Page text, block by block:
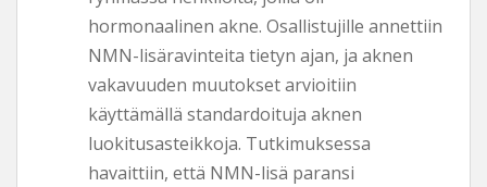
hormonaalinen akne. Osallistujille annettiin
NMN-lisäravinteita tietyn ajan, ja aknen
vakavuuden muutokset arvioitiin
käyttämällä standardoituja aknen
luokitusasteikkoja. Tutkimuksessa
havaittiin, että NMN-lisä paransi